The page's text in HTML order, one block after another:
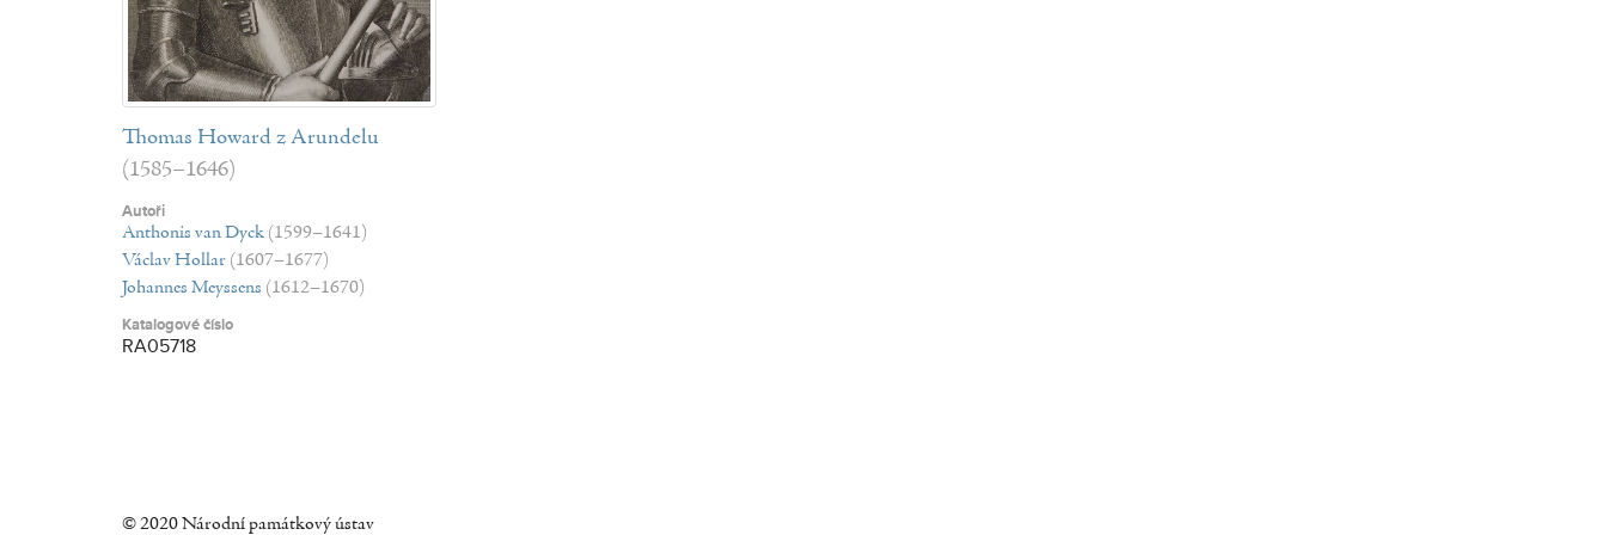
Thomas Howard z Arundelu
(1585–1646)
Autoři
Anthonis van Dyck (1599–1641)
Václav Hollar (1607–1677)
Johannes Meyssens (1612–1670)
Katalogové číslo
RA05718
© 2020 Národní památkový ústav